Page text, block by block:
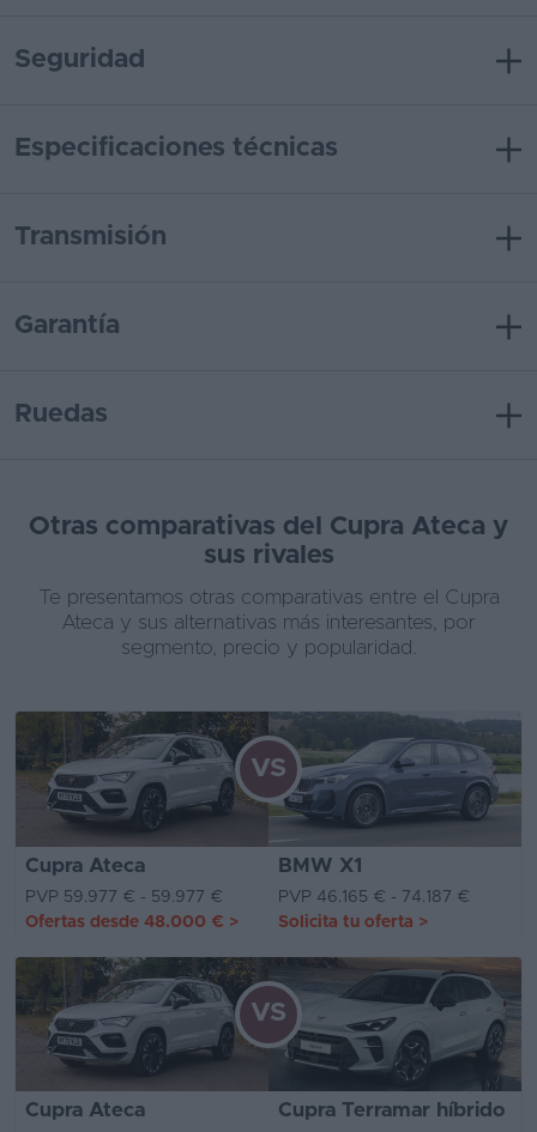
Seguridad
Especificaciones técnicas
Transmisión
Garantía
Ruedas
Otras comparativas del Cupra Ateca y
sus rivales
Te presentamos otras comparativas entre el Cupra
Ateca y sus alternativas más interesantes, por
segmento, precio y popularidad.
Cupra Ateca BMW X1
VS
PVP 59.977 € - 59.977 €
PVP 46.165 € - 74.187 €
Ofertas desde 48.000 € > Solicita tu oferta >
Cupra Ateca Cupra Terramar híbrido
VS